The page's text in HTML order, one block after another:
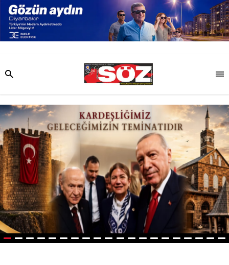
Diyarbakır Söz - Son Dakika